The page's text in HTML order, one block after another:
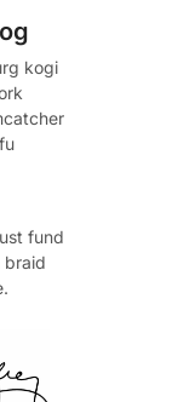
kogi
fund
braid